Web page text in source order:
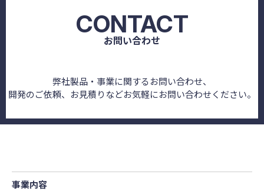
CONTACT
お問い合わせ
弊社製品・事業に関するお問い合わせ、
開発のご依頼、お見積りなどお気軽にお問い合わせください。
事業内容